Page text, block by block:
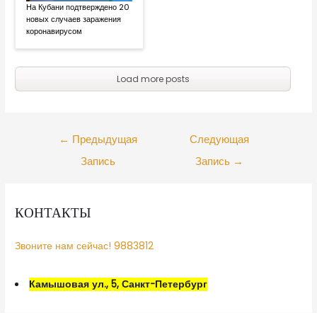
На Кубани подтверждено 20
новых случаев заражения
коронавирусом
Load more posts
← Предыдущая
Запись
Следующая
Запись →
КОНТАКТЫ
Звоните нам сейчас! 9883812
Камышовая ул., 5, Санкт-Петербург